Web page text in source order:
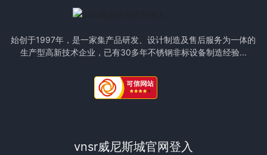
始创于1997年，是一家集产品研发、设计制造及售后服务为一体的
生产型高新技术企业，已有30多年不锈钢非标设备制造经验...
vnsr威尼斯城官网登入